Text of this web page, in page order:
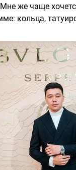
же чаще
кольца,